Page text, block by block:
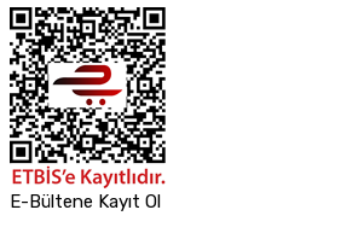
E-Bültene Kayıt Ol